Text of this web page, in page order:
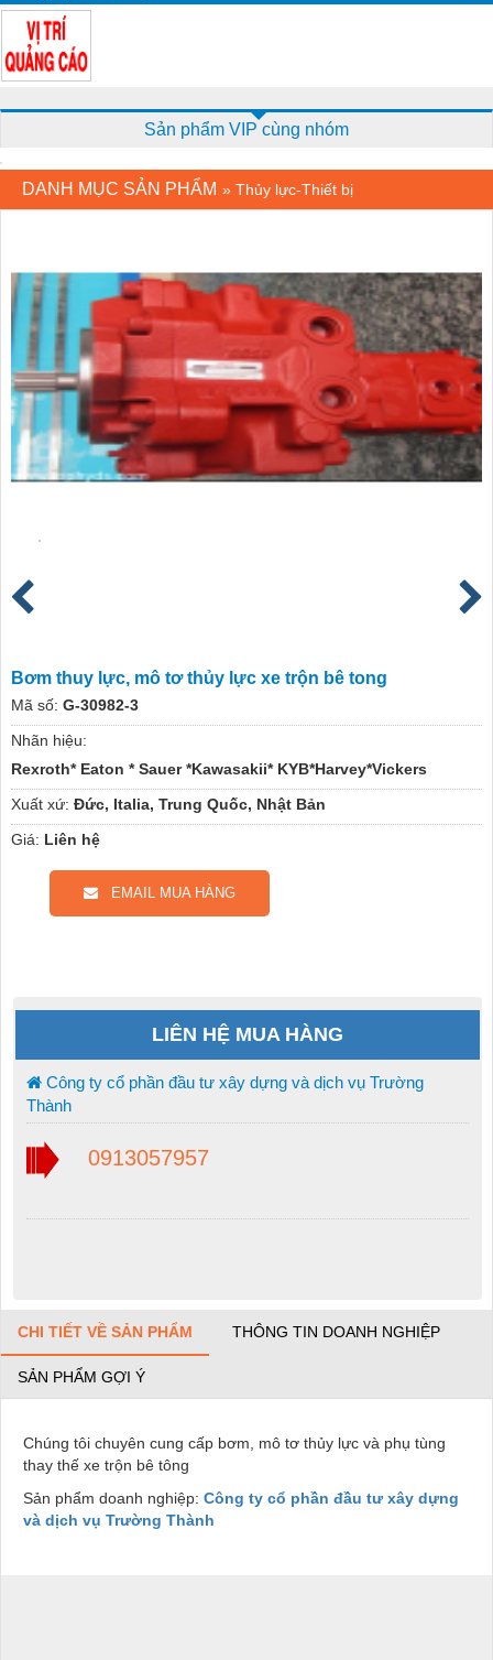
Sản phẩm VIP cùng nhóm
DANH MỤC SẢN PHẨM » Thủy lực-Thiết bị
Bơm thuy lực, mô tơ thủy lực xe trộn bê tong
Mã số: G-30982-3
Nhãn hiệu:
Rexroth* Eaton * Sauer *Kawasakii* KYB*Harvey*Vickers
Xuất xứ: Đức, Italia, Trung Quốc, Nhật Bản
Giá: Liên hệ
EMAIL MUA HÀNG
LIÊN HỆ MUA HÀNG
Công ty cổ phần đầu tư xây dựng và dịch vụ Trường
Thành
0913057957
CHI TIẾT VỀ SẢN PHẨM THÔNG TIN DOANH NGHIỆP
SẢN PHẨM GỢI Ý
Chúng tôi chuyên cung cấp bơm, mô tơ thủy lực và phụ tùng
thay thế xe trộn bê tông
Sản phẩm doanh nghiệp: Công ty cổ phần đầu tư xây dựng
và dịch vụ Trường Thành